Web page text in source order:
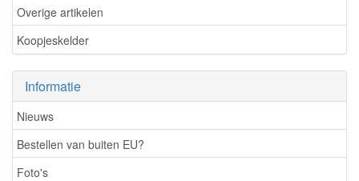
Overige artikelen
Koopjeskelder
Informatie
Nieuws
Bestellen van buiten EU?
Foto's